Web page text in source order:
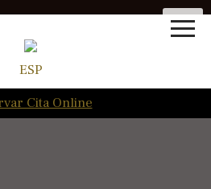
ESP
Cita Online